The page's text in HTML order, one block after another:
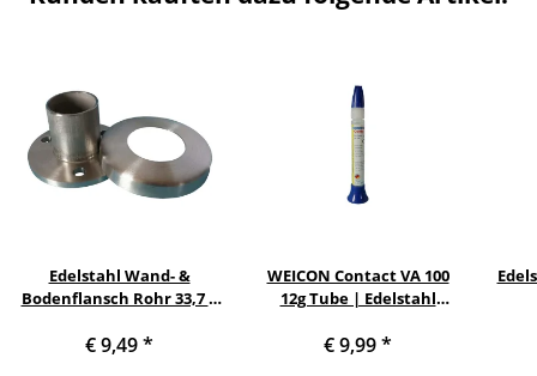
Edelstahl Wand- &
Bodenflansch Rohr 33,7 x
€ 9,49*
WEICON Contact VA 100
12g Tube | Edelstahl
€ 9,99*